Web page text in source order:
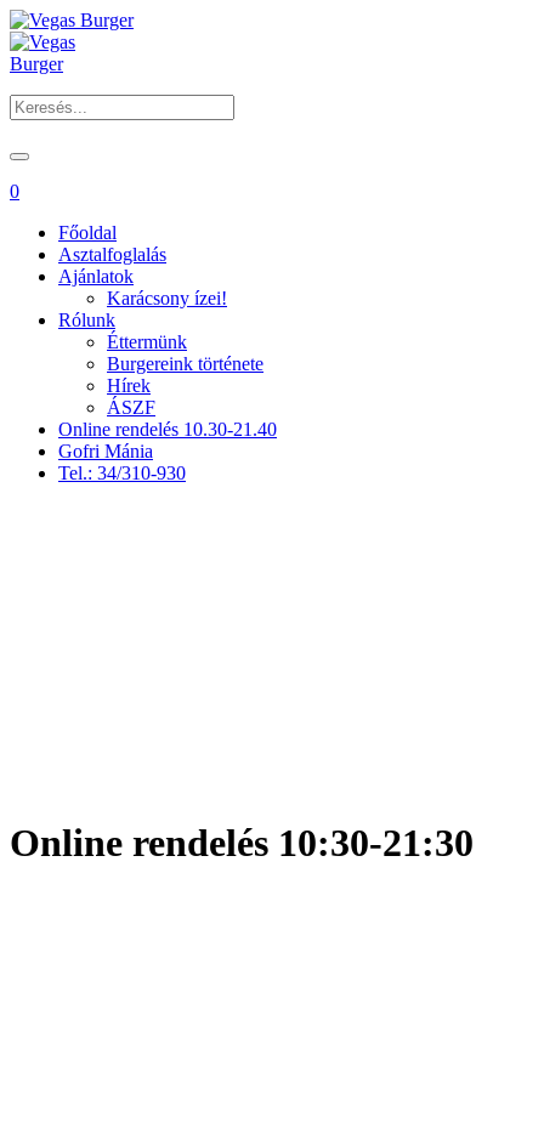
0
Főoldal
Asztalfoglalás
Ajánlatok
Karácsony ízei!
Rólunk
Éttermünk
Burgereink története
Hírek
ÁSZF
Online rendelés 10.30-21.40
Gofri Mánia
Tel.: 34/310-930
Online rendelés 10:30-21:30